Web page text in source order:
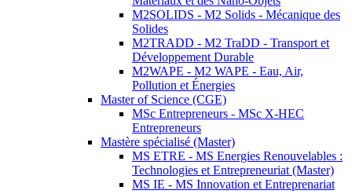
M2SOLIDS - M2 Solids - Mécanique des
Solides
M2TRADD - M2 TraDD - Transport et
Développement Durable
M2WAPE - M2 WAPE - Eau, Air,
Pollution et Énergies
Master of Science (CGE)
MSc Entrepreneurs - MSc X-HEC
Entrepreneurs
Mastère spécialisé (Master)
MS ETRE - MS Energies Renouvelables :
Technologies et Entrepreneuriat (Master)
MS IE - MS Innovation et Entreprenariat